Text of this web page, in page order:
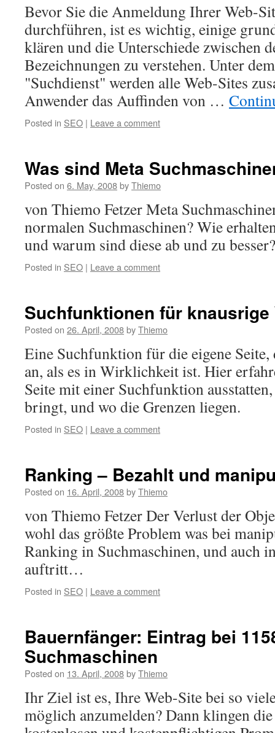
Bevor Sie die Anmeldung Ihrer Web-
durchführen, ist es wichtig, einige
klären und die Unterschiede zwischen
Bezeichnungen zu verstehen. Unter
"Suchdienst" werden alle Web-Sites
Anwender das Auffinden von …
Posted in SEO | Leave a comment
Was sind Meta
Posted on 6. May, 2008byThiemo
von Thiemo Fetzer Meta
normalen Suchmaschinen? Wie
und warum sind diese ab und zu besser?
Posted in SEO | Leave a comment
Suchfunktionen für knausrige
Posted on 26. April, 2008byThiemo
Eine Suchfunktion für die eigene Seite,
an, als es in Wirklichkeit ist. Hier
Seite mit einer Suchfunktion
bringt, und wo die Grenzen liegen.
Posted in SEO | Leave a comment
Ranking – Bezahlt und
Posted on 16. April, 2008byThiemo
von Thiemo Fetzer Der Verlust der
wohl das größte Problem was bei
Ranking in Suchmaschinen, und auch
auftritt…
Posted in SEO | Leave a comment
Bauernfänger: Eintrag bei
Suchmaschinen
Posted on 13. April, 2008byThiemo
Ihr Ziel ist es, Ihre Web-Site bei so
möglich anzumelden? Dann klingen